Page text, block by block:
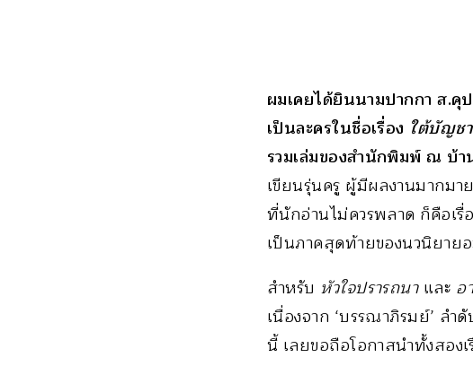
ผมเคยได้ยินนามปากกา ส.คุ
เป็นละครในชื่อเรื่อง ใต้บัญช
รวมเล่มของสำนักพิมพ์ ณ บ้า
เขียนรุ่นครู ผู้มีผลงานมากมา
ที่นักอ่านไม่ควรพลาด ก็คือเรื่
เป็นภาคสุดท้ายของนวนิยาย
สำหรับ หัวใจปรารถนา และ อ
เนื่องจาก ‘บรรณาภิรมย์’ ลำ
นี้ เลยขอถือโอกาสนำทั้งสอง